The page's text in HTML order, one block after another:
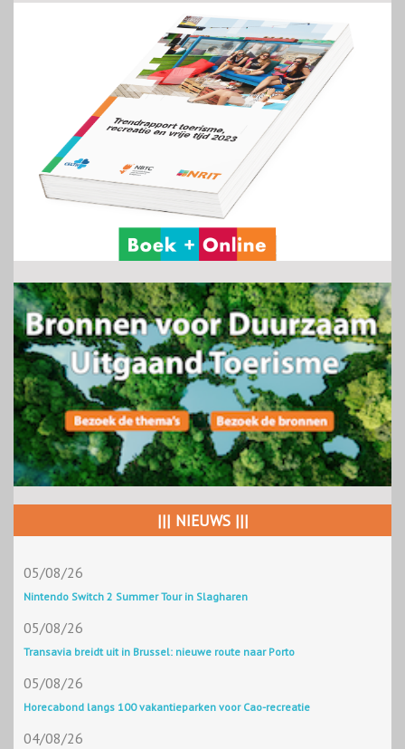
||| NIEUWS |||
05/08/26
Nintendo Switch 2 Summer Tour in Slagharen
05/08/26
Transavia breidt uit in Brussel: nieuwe route naar Porto
05/08/26
Horecabond langs 100 vakantieparken voor Cao-recreatie
04/08/26